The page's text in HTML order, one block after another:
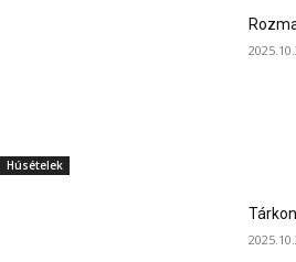
Húsételek